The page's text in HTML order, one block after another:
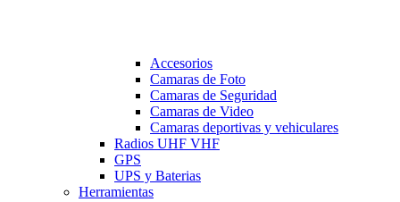
Accesorios
Camaras de Foto
Camaras de Seguridad
Camaras de Video
Camaras deportivas y vehiculares
Radios UHF VHF
GPS
UPS y Baterias
Herramientas